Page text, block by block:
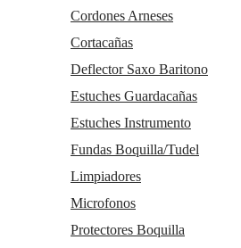
Cordones Arneses
Cortacañas
Deflector Saxo Baritono
Estuches Guardacañas
Estuches Instrumento
Fundas Boquilla/Tudel
Limpiadores
Microfonos
Protectores Boquilla